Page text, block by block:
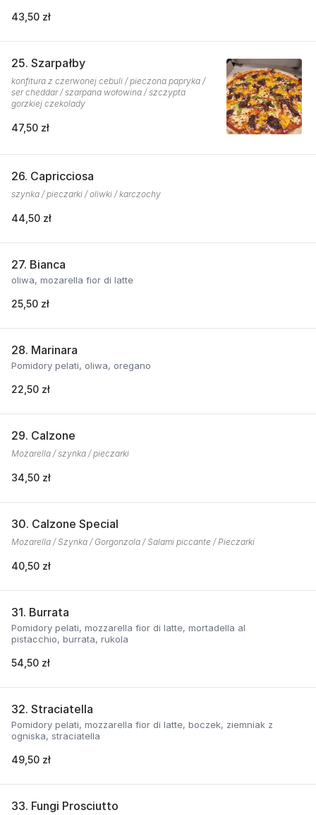
43,50 zł
25. Szarpałby
konfitura z czerwonej cebuli / pieczona papryka /
ser cheddar / szarpana wołowina / szczypta
gorzkiej czekolady
47,50 zł
26. Capricciosa
szynka / pieczarki / oliwki / karczochy
44,50 zł
27. Bianca
oliwa, mozarella fior di latte
25,50 zł
28. Marinara
Pomidory pelati, oliwa, oregano
22,50 zł
29. Calzone
Mozarella / szynka / pieczarki
34,50 zł
30. Calzone Special
Mozarella / Szynka / Gorgonzola / Salami piccante / Pieczarki
40,50 zł
31. Burrata
Pomidory pelati, mozzarella fior di latte, mortadella al
pistacchio, burrata, rukola
54,50 zł
32. Straciatella
Pomidory pelati, mozzarella fior di latte, boczek, ziemniak z
ogniska, straciatella
49,50 zł
33. Fungi Prosciutto